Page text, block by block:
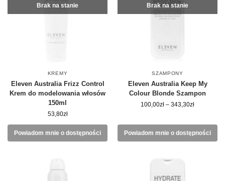
Brak na stanie
KREMY
Eleven Australia Frizz Control
Krem do modelowania włosów
150ml
53,80zł
Powiadom mnie o dostępności
Brak na stanie
SZAMPONY
Eleven Australia Keep My
Colour Blonde Szampon
100,00zł – 343,30zł
Powiadom mnie o dostępności